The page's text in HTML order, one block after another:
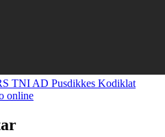
TNI AD Pusdikkes Kodiklat
online